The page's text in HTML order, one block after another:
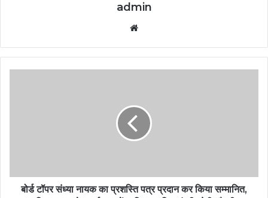
admin
बोर्ड टॉपर संध्या नायक का प्रशस्ति पत्र प्रदान कर किया सम्मानित,